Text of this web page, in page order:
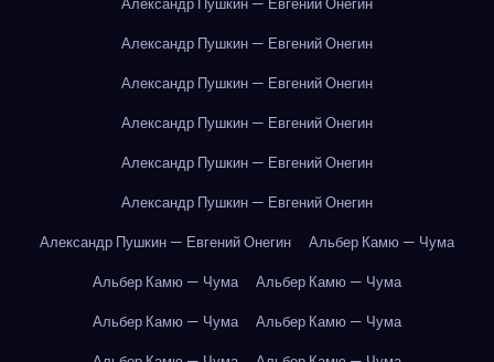
Александр Пушкин — Евгений Онегин
Александр Пушкин — Евгений Онегин
Александр Пушкин — Евгений Онегин
Александр Пушкин — Евгений Онегин
Александр Пушкин — Евгений Онегин
Александр Пушкин — Евгений Онегин
Александр Пушкин — Евгений Онегин
Альбер Камю — Чума
Альбер Камю — Чума
Альбер Камю — Чума
Альбер Камю — Чума
Альбер Камю — Чума